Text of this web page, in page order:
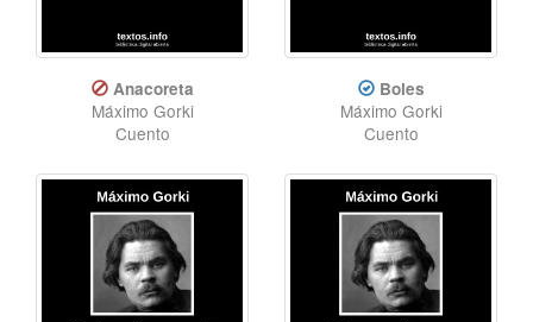
Anacoreta
Máximo Gorki
Cuento
Boles
Máximo Gorki
Cuento